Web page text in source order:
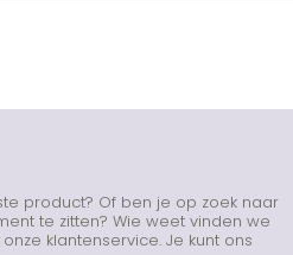
product? Of ben je op zoek naar
te zitten? Wie weet vinden we
klantenservice. Je kunt ons